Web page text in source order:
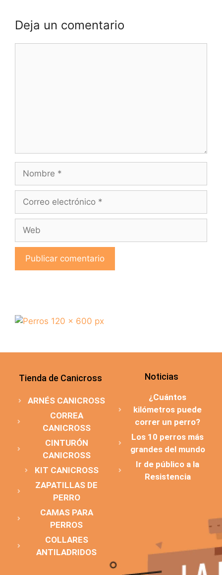
Deja un comentario
Tienda de Canicross
ARNÉS CANICROSS
CORREA
CANICROSS
CINTURÓN
CANICROSS
KIT CANICROSS
ZAPATILLAS DE
PERRO
CAMAS PARA
PERROS
COLLARES
ANTILADRIDOS
Noticias
¿Cuántos
kilómetros puede
correr un perro?
Los 10 perros más
grandes del mundo
Ir de público a la
Resistencia